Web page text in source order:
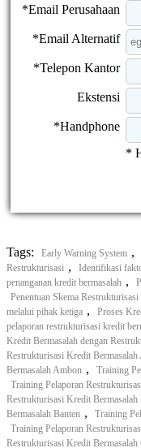
*Email Perusahaan
*Email Alternatif
*Telepon Kantor
Ekstensi
*Handphone
*
Tags: Early Warning System ,
Restrukturisasi , Identifikasi
penanganan kredit bermasalah ,
Penentuan Skema Restrukturisasi
melalui pihak ketiga , Proses
pelaporan restrukturisasi kredit
Kredit Bermasalah dengan
Restrukturisasi Kredit Bermasalah
Bermasalah Ambon , Training
Training Pelaporan
Restrukturisasi Kredit Bermasalah
Bermasalah Banten , Training
Training Pelaporan
Restrukturisasi Kredit Bermasalah